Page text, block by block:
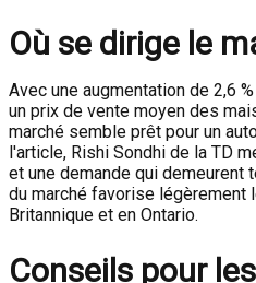
Où se dirige le
Avec une augmentation de 2,6
un prix de vente moyen des
marché semble prêt pour un
l'article, Rishi Sondhi de la TD
et une demande qui demeurent
du marché favorise légèrement
Britannique et en Ontario.
Conseils pour